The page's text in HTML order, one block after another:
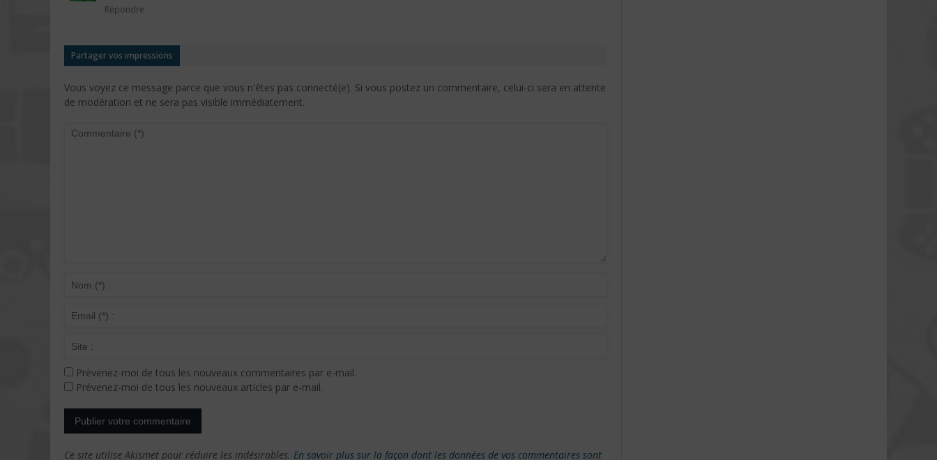
Répondre
Partager vos impressions
Vous voyez ce message parce que vous n'êtes pas connecté(e). Si vous postez un commentaire, celui-ci sera en attente
de modération et ne sera pas visible immédiatement.
Prévenez-moi de tous les nouveaux commentaires par e-mail.
Prévenez-moi de tous les nouveaux articles par e-mail.
Ce site utilise Akismet pour réduire les indésirables. En savoir plus sur la façon dont les données de vos commentaires sont